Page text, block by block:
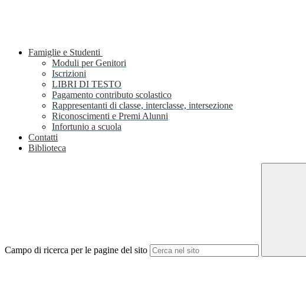
Famiglie e Studenti
Moduli per Genitori
Iscrizioni
LIBRI DI TESTO
Pagamento contributo scolastico
Rappresentanti di classe, interclasse, intersezione
Riconoscimenti e Premi Alunni
Infortunio a scuola
Contatti
Biblioteca
Campo di ricerca per le pagine del sito